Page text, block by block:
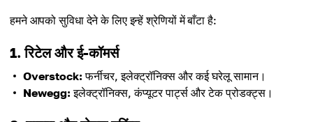
हमने आपको सुविधा देने के लिए इन्हें श्रेणियों में बाँटा है:
1. रिटेल और ई-कॉमर्स
Overstock: फर्नीचर, इलेक्ट्रॉनिक्स और कई घरेलू सामान।
Newegg: इलेक्ट्रॉनिक्स, कंप्यूटर पार्ट्स और टेक प्रोडक्ट्स।